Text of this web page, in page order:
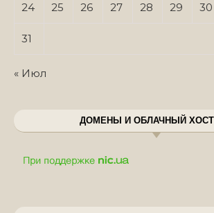
24 25 26 27 28 29 30
31
« Июл
ДОМЕНЫ И ОБЛАЧНЫЙ